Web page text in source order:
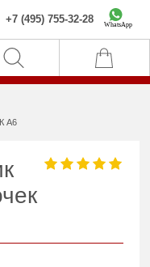
+7 (495) 755-32-28 WhatsApp
A6